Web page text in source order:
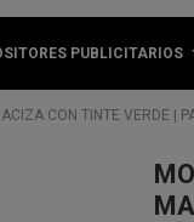
PUBLICITARIOS
CON TINTE VERDE |